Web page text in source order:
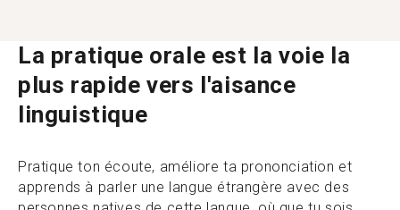
La pratique orale est la voie la
plus rapide vers l'aisance
linguistique
Pratique ton écoute, améliore ta prononciation et
apprends à parler une langue étrangère avec des